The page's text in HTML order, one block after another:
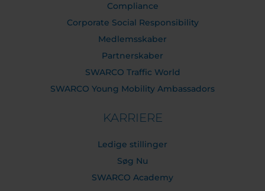
Compliance
Corporate Social Responsibility
Medlemsskaber
Partnerskaber
SWARCO Traffic World
SWARCO Young Mobility Ambassadors
KARRIERE
Ledige stillinger
Søg Nu
SWARCO Academy